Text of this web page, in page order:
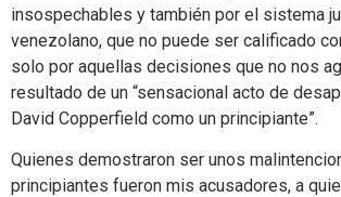
insospechables y también por el sistema
venezolano, que no puede ser calificado
solo por aquellas decisiones que no nos
resultado de un “sensacional acto de
David Copperfield como un principiante”.
Quienes demostraron ser unos
principiantes fueron mis acusadores, a